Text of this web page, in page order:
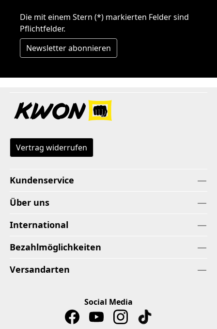
Die mit einem Stern (*) markierten Felder sind
Pflichtfelder.
Newsletter abonnieren
Vertrag widerrufen
Kundenservice
Über uns
International
Bezahlmöglichkeiten
Versandarten
Social Media